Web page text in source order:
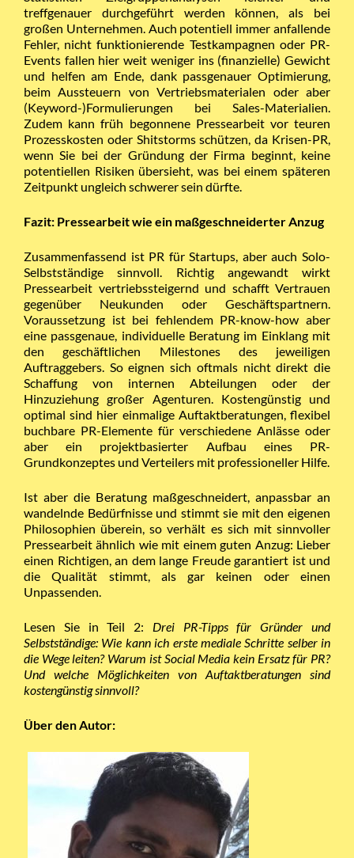
treffgenauer durchgeführt werden können, als bei
großen Unternehmen. Auch potentiell immer anfallende
Fehler, nicht funktionierende Testkampagnen oder PR-
Events fallen hier weit weniger ins (finanzielle) Gewicht
und helfen am Ende, dank passgenauer Optimierung,
beim Aussteuern von Vertriebsmaterialen oder aber
(Keyword-)Formulierungen bei Sales-Materialien.
Zudem kann früh begonnene Pressearbeit vor teuren
Prozesskosten oder Shitstorms schützen, da Krisen-PR,
wenn Sie bei der Gründung der Firma beginnt, keine
potentiellen Risiken übersieht, was bei einem späteren
Zeitpunkt ungleich schwerer sein dürfte.
Fazit: Pressearbeit wie ein maßgeschneiderter Anzug
Zusammenfassend ist PR für Startups, aber auch Solo-
Selbstständige sinnvoll. Richtig angewandt wirkt
Pressearbeit vertriebssteigernd und schafft Vertrauen
gegenüber Neukunden oder Geschäftspartnern.
Voraussetzung ist bei fehlendem PR-know-how aber
eine passgenaue, individuelle Beratung im Einklang mit
den geschäftlichen Milestones des jeweiligen
Auftraggebers. So eignen sich oftmals nicht direkt die
Schaffung von internen Abteilungen oder der
Hinzuziehung großer Agenturen. Kostengünstig und
optimal sind hier einmalige Auftaktberatungen, flexibel
buchbare PR-Elemente für verschiedene Anlässe oder
aber ein projektbasierter Aufbau eines PR-
Grundkonzeptes und Verteilers mit professioneller Hilfe.
Ist aber die Beratung maßgeschneidert, anpassbar an
wandelnde Bedürfnisse und stimmt sie mit den eigenen
Philosophien überein, so verhält es sich mit sinnvoller
Pressearbeit ähnlich wie mit einem guten Anzug: Lieber
einen Richtigen, an dem lange Freude garantiert ist und
die Qualität stimmt, als gar keinen oder einen
Unpassenden.
Lesen Sie in Teil 2: Drei PR-Tipps für Gründer und
Selbstständige: Wie kann ich erste mediale Schritte selber in
die Wege leiten? Warum ist Social Media kein Ersatz für PR?
Und welche Möglichkeiten von Auftaktberatungen sind
kostengünstig sinnvoll?
Über den Autor: